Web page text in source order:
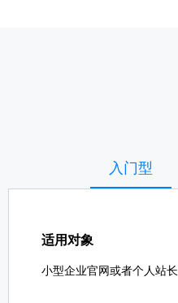
入门型
适用对象
小型企业官网或者个人站长